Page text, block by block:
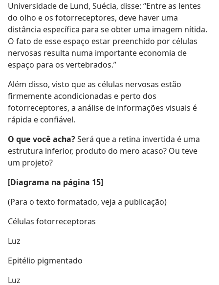
Universidade de Lund, Suécia, disse: “Entre as lentes
do olho e os fotorreceptores, deve haver uma
distância específica para se obter uma imagem nítida.
O fato de esse espaço estar preenchido por células
nervosas resulta numa importante economia de
espaço para os vertebrados.”
Além disso, visto que as células nervosas estão
firmemente acondicionadas e perto dos
fotorreceptores, a análise de informações visuais é
rápida e confiável.
O que você acha?Será que a retina invertida é uma
estrutura inferior, produto do mero acaso? Ou teve
um projeto?
[Diagrama na página 15]
(Para o texto formatado, veja a publicação)
Células fotorreceptoras
Luz
Epitélio pigmentado
Luz